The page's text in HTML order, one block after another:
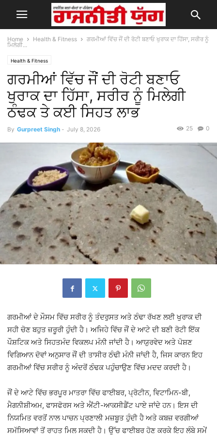
Home Health & Fitness
ਗਰਮੀਆਂ ਵਿੱਚ ਜੌਂ ਦੀ ਰੋਟੀ ਬਣਾਓ ਖੁਰਾਕ ਦਾ ਹਿੱਸਾ, ਸਰੀਰ ਨੂੰ
ਮਿਲੇਗੀ...
Health & Fitness
ਗਰਮੀਆਂ ਵਿੱਚ ਜੌਂ ਦੀ ਰੋਟੀ ਬਣਾਓ
ਖੁਰਾਕ ਦਾ ਹਿੱਸਾ, ਸਰੀਰ ਨੂੰ ਮਿਲੇਗੀ
ਠੰਢਕ ਤੇ ਕਈ ਸਿਹਤ ਲਾਭ
By Gurpreet Singh - July 8, 2026 0
25
ਗਰਮੀਆਂ ਦੇ ਮੌਸਮ ਵਿੱਚ ਸਰੀਰ ਨੂੰ ਤੰਦਰੁਸਤ ਅਤੇ ਠੰਢਾ ਰੱਖਣ ਲਈ ਖੁਰਾਕ ਦੀ
ਸਹੀ ਚੋਣ ਬਹੁਤ ਜ਼ਰੂਰੀ ਹੁੰਦੀ ਹੈ। ਅਜਿਹੇ ਵਿੱਚ ਜੌਂ ਦੇ ਆਟੇ ਦੀ ਬਣੀ ਰੋਟੀ ਇੱਕ
ਪੌਸ਼ਟਿਕ ਅਤੇ ਸਿਹਤਮੰਦ ਵਿਕਲਪ ਮੰਨੀ ਜਾਂਦੀ ਹੈ। ਆਯੁਰਵੇਦ ਅਤੇ ਪੋਸ਼ਣ
ਵਿਗਿਆਨ ਦੋਵਾਂ ਅਨੁਸਾਰ ਜੌਂ ਦੀ ਤਾਸੀਰ ਠੰਢੀ ਮੰਨੀ ਜਾਂਦੀ ਹੈ, ਜਿਸ ਕਾਰਨ ਇਹ
ਗਰਮੀਆਂ ਵਿੱਚ ਸਰੀਰ ਨੂੰ ਅੰਦਰੋਂ ਠੰਢਕ ਪਹੁੰਚਾਉਣ ਵਿੱਚ ਮਦਦ ਕਰਦੀ ਹੈ।
ਜੌਂ ਦੇ ਆਟੇ ਵਿੱਚ ਭਰਪੂਰ ਮਾਤਰਾ ਵਿੱਚ ਫਾਈਬਰ, ਪ੍ਰੋਟੀਨ, ਵਿਟਾਮਿਨ-ਬੀ,
ਮੈਗਨੀਸ਼ੀਅਮ, ਫਾਸਫੋਰਸ ਅਤੇ ਐਂਟੀ-ਆਕਸੀਡੈਂਟ ਪਾਏ ਜਾਂਦੇ ਹਨ। ਇਸ ਦੀ
ਨਿਯਮਿਤ ਵਰਤੋਂ ਨਾਲ ਪਾਚਨ ਪ੍ਰਣਾਲੀ ਮਜ਼ਬੂਤ ਹੁੰਦੀ ਹੈ ਅਤੇ ਕਬਜ਼ ਵਰਗੀਆਂ
ਸਮੱਸਿਆਵਾਂ ਤੋਂ ਰਾਹਤ ਮਿਲ ਸਕਦੀ ਹੈ। ਉੱਚ ਫਾਈਬਰ ਹੋਣ ਕਰਕੇ ਇਹ ਲੰਬੇ ਸਮੇਂ